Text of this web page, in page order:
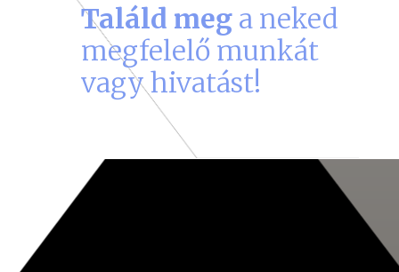
Találd meg a neked
megfelelő munkát
vagy hivatást!